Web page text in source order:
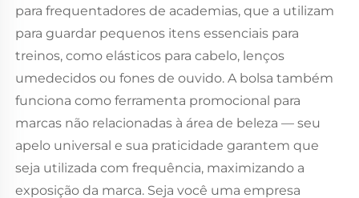
para frequentadores de academias, que a utilizam
para guardar pequenos itens essenciais para
treinos, como elásticos para cabelo, lenços
umedecidos ou fones de ouvido. A bolsa também
funciona como ferramenta promocional para
marcas não relacionadas à área de beleza — seu
apelo universal e sua praticidade garantem que
seja utilizada com frequência, maximizando a
exposição da marca. Seja você uma empresa